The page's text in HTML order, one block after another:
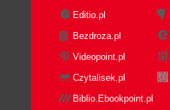
Editio.pl
Bezdroza.pl
Videopoint.pl
Czytalisek.pl
Biblio.Ebookpoint.pl